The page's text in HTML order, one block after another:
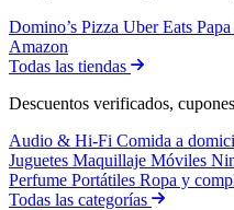
Domino’s Pizza Uber Eats
Amazon
Todas las tiendas
Descuentos verificados,
Audio & Hi-Fi Comida a
Juguetes Maquillaje Móviles
Perfume Portátiles Ropa y
Todas las categorías